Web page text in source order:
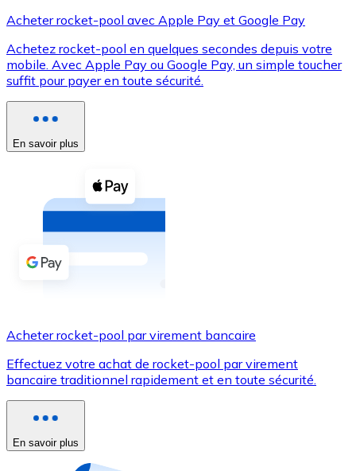
XRP
XRP
Voir toutes
Coupons crypto
Achetez des cryptomonnaies en espèces et d'autres
Acheter avec espèces
Virement SEPA
Utilisez les cartes Visa et Mastercard pour acheter
Acheter avec carte
Nouveau
Acheter rocket-pool avec Apple Pay et Google Pay
Achetez rocket-pool en quelques secondes depuis votre
mobile. Avec Apple Pay ou Google Pay, un simple toucher
suffit pour payer en toute sécurité.
En savoir plus
Acheter rocket-pool par virement bancaire
Effectuez votre achat de rocket-pool par virement
bancaire traditionnel rapidement et en toute sécurité.
En savoir plus